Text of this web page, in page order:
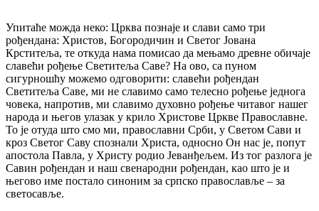
Упитаће можда неко: Црква познаје и слави само три
рођендана: Христов, Богородичин и Светог Јована
Крститеља, те откуда нама помисао да мењамо древне обичаје
славећи рођење Светитеља Саве? На ово, са пуном
сигурношћу можемо одговорити: славећи рођендан
Светитеља Саве, ми не славимо само телесно рођење једнога
човека, напротив, ми славимо духовно рођење читавог нашег
народа и његов улазак у крило Христове Цркве Православне.
То је отуда што смо ми, православни Срби, у Светом Сави и
кроз Светог Саву спознали Христа, односно Он нас је, попут
апостола Павла, у Христу родио Јеванђељем. Из тог разлога је
Савин рођендан и наш свенародни рођендан, као што је и
његово име постало синоним за српско православље – за
светосавље.